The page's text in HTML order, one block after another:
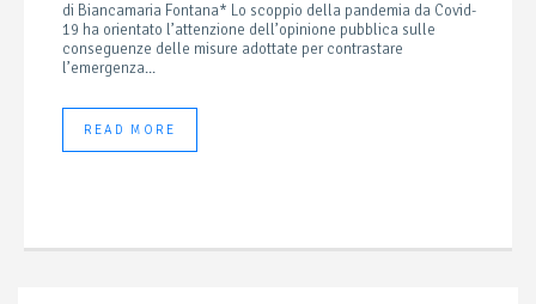
di Biancamaria Fontana* Lo scoppio della pandemia da Covid-
19 ha orientato l’attenzione dell’opinione pubblica sulle
conseguenze delle misure adottate per contrastare
l’emergenza...
READ MORE